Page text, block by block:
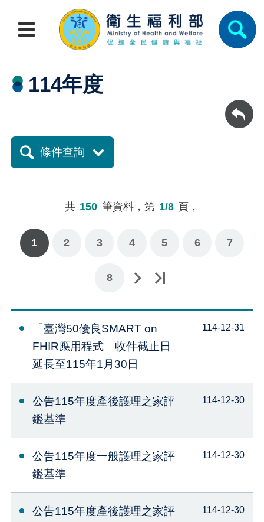
114年度
回上一頁
條件查詢
共 150 筆資料，第 1/8 頁，
1 2 3 4 5 6 7
8
「臺灣50優良SMART on
FHIR應用程式」收件截止日
延長至115年1月30日
114-12-31
公告115年度產後護理之家評
鑑基準
114-12-30
公告115年度一般護理之家評
鑑基準
114-12-30
公告115年度產後護理之家評
114-12-30